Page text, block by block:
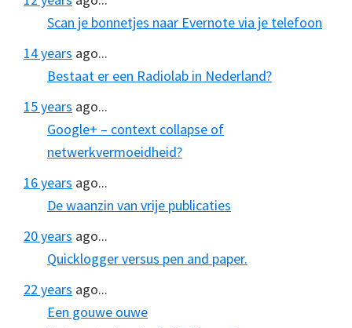
Scan je bonnetjes naar Evernote via je telefoon
14 years ago...
Bestaat er een Radiolab in Nederland?
15 years ago...
Google+ – context collapse of
netwerkvermoeidheid?
16 years ago...
De waanzin van vrije publicaties
20 years ago...
Quicklogger versus pen and paper.
22 years ago...
Een gouwe ouwe